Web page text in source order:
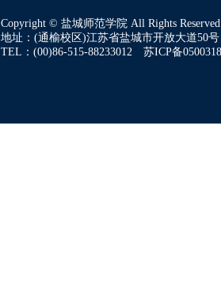
Copyright © 盐城师范学院 All Rights
地址：(通榆校区)江苏省盐城市开放大道
TEL：(00)86-515-88233012 苏ICP备